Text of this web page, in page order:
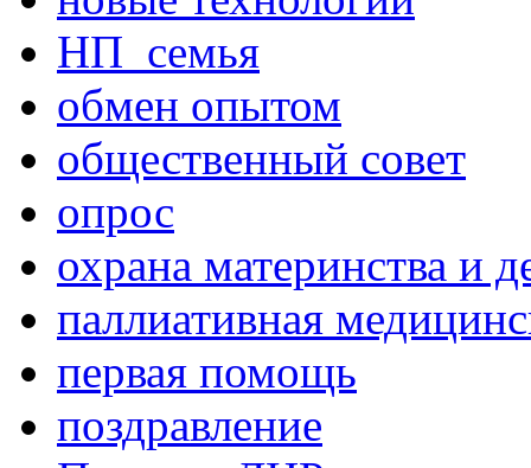
НП_семья
обмен опытом
общественный совет
опрос
охрана материнства и
паллиативная
первая помощь
поздравление